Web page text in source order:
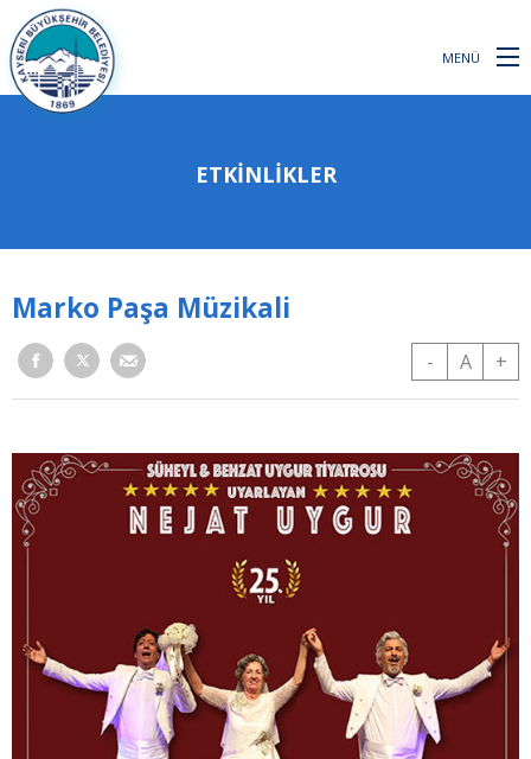
MENÜ
ETKINLIKLER
Marko Paşa Müzikali
- A +